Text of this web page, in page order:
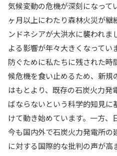
気候変動の危機が深刻になって
ヶ月以上にわたり森林火災が継
ンドネシアが大洪水に襲われま
よる影響が年々大きくなってい
防ぐために私たちに残された
候危機を食い止めるため、新
はもとより、既存の石炭火力
ばならないという科学的知見
けて動き始めています。一方、
今も国内外で石炭火力発電所
に対する国際的な批判の声が高